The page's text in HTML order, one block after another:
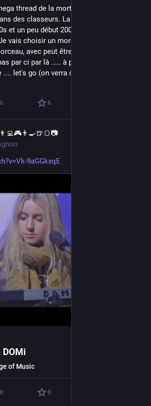
thread de la mort. Tous mes CD audio
des classeurs. La majorité a été acheté
et un peu début 2000. Il doit y avoir
vais choisir un morceau par CD et écrire
avec peut être quelques messages
par ci par là ..... à priori ça va se faire par
let's go (on verra combien de jours je
6 6
9aGGkxqE
DOMi
of Music
0 0